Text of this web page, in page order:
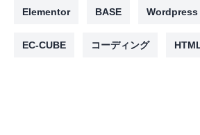
Elementor BASE Wordpress
EC-CUBE コーディング